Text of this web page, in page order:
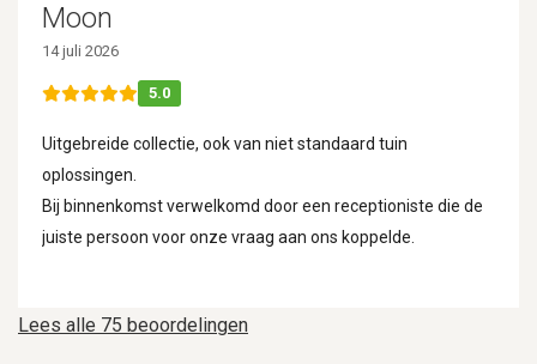
Lees alle 75 beoordelingen
Moon
14 juli 2026
5.0
Uitgebreide collectie, ook van niet standaard tuin
oplossingen.
Bij binnenkomst verwelkomd door een receptioniste die de
juiste persoon voor onze vraag aan ons koppelde.